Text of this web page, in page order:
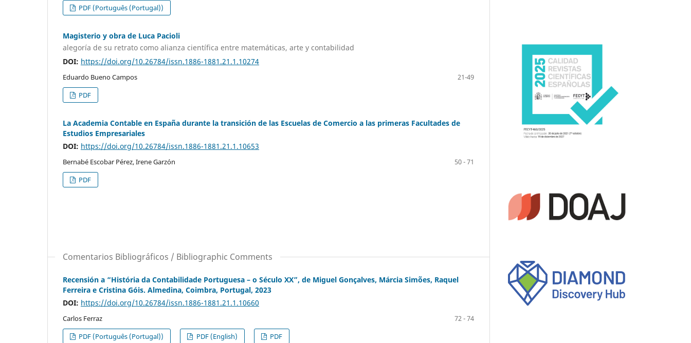
PDF (Português (Portugal))
Magisterio y obra de Luca Pacioli
alegoría de su retrato como alianza científica entre matemáticas, arte y contabilidad
DOI: https://doi.org/10.26784/issn.1886-1881.21.1.10274
Eduardo Bueno Campos
21-49
PDF
La Academia Contable en España durante la transición de las Escuelas de Comercio a las primeras Facultades de
Estudios Empresariales
DOI: https://doi.org/10.26784/issn.1886-1881.21.1.10653
Bernabé Escobar Pérez, Irene Garzón
50 - 71
PDF
Comentarios Bibliográficos / Bibliographic Comments
Recensión a “História da Contabilidade Portuguesa – o Século XX”, de Miguel Gonçalves, Márcia Simões, Raquel
Ferreira e Cristina Góis. Almedina, Coimbra, Portugal, 2023
DOI: https://doi.org/10.26784/issn.1886-1881.21.1.10660
Carlos Ferraz
72 - 74
PDF (Português (Portugal))
PDF (English) PDF